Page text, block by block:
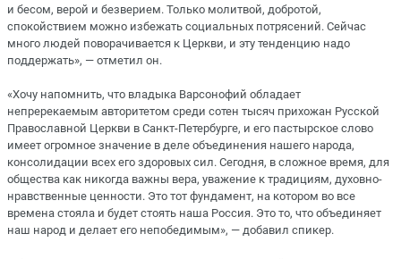
и бесом, верой и безверием. Только молитвой, добротой,
спокойствием можно избежать социальных потрясений. Сейчас
много людей поворачивается к Церкви, и эту тенденцию надо
поддержать», — отметил он.
«Хочу напомнить, что владыка Варсонофий обладает
непререкаемым авторитетом среди сотен тысяч прихожан Русской
Православной Церкви в Санкт-Петербурге, и его пастырское слово
имеет огромное значение в деле объединения нашего народа,
консолидации всех его здоровых сил. Сегодня, в сложное время, для
общества как никогда важны вера, уважение к традициям, духовно-
нравственные ценности. Это тот фундамент, на котором во все
времена стояла и будет стоять наша Россия. Это то, что объединяет
наш народ и делает его непобедимым», — добавил спикер.